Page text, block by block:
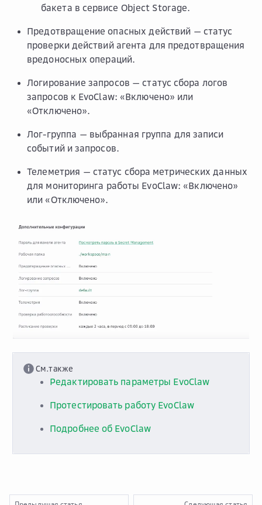
бакета в сервисе Object Storage.
Предотвращение опасных действий — статус
проверки действий агента для предотвращения
вредоносных операций.
Логирование запросов — статус сбора логов
запросов к EvoClaw: «Включено» или
«Отключено».
Лог-группа — выбранная группа для записи
событий и запросов.
Телеметрия — статус сбора метрических данных
для мониторинга работы EvoClaw: «Включено»
или «Отключено».
См.также
Редактировать параметры EvoClaw
Протестировать работу EvoClaw
Подробнее об EvoClaw